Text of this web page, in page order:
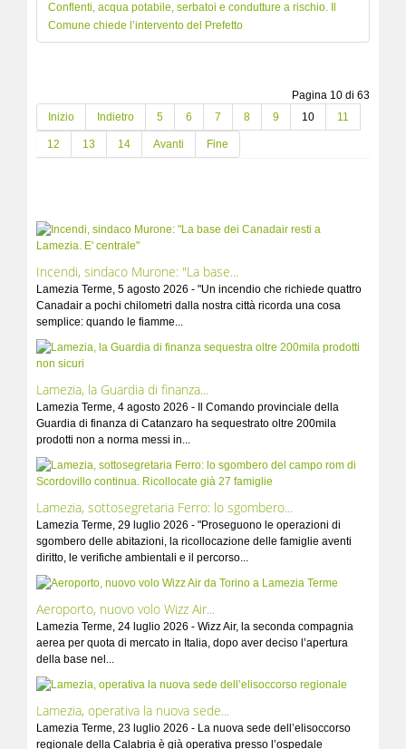
Conflenti, acqua potabile, serbatoi e condutture a rischio. Il
Comune chiede l’intervento del Prefetto
Pagina 10 di 63
Inizio
Indietro 5 6 7 8 9 10 11
12 13 14 Avanti Fine
Incendi, sindaco Murone: "La base...
Lamezia Terme, 5 agosto 2026 - "Un incendio che richiede quattro
Canadair a pochi chilometri dalla nostra città ricorda una cosa
semplice: quando le fiamme...
Lamezia, la Guardia di finanza...
Lamezia Terme, 4 agosto 2026 - Il Comando provinciale della
Guardia di finanza di Catanzaro ha sequestrato oltre 200mila
prodotti non a norma messi in...
Lamezia, sottosegretaria Ferro: lo sgombero...
Lamezia Terme, 29 luglio 2026 - "Proseguono le operazioni di
sgombero delle abitazioni, la ricollocazione delle famiglie aventi
diritto, le verifiche ambientali e il percorso...
Aeroporto, nuovo volo Wizz Air...
Lamezia Terme, 24 luglio 2026 - Wizz Air, la seconda compagnia
aerea per quota di mercato in Italia, dopo aver deciso l’apertura
della base nel...
Lamezia, operativa la nuova sede...
Lamezia Terme, 23 luglio 2026 - La nuova sede dell’elisoccorso
regionale della Calabria è già operativa presso l’ospedale